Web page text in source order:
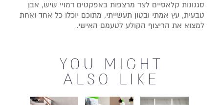
סגנונות קלאסיים לצד מרצפות באפקטים דמויי שיש, אבן
טבעית, עץ אמתי ובטון תעשייתי, מתוכם יוכלו כל אחד ואחת
למצוא את הריצוף הקולע לטעמם האישי.
YOU MIGHT
ALSO LIKE